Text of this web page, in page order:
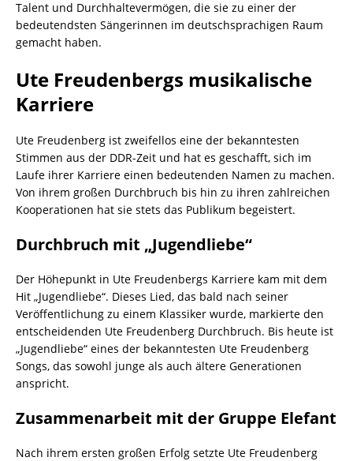
Talent und Durchhaltevermögen, die sie zu einer der
bedeutendsten Sängerinnen im deutschsprachigen Raum
gemacht haben.
Ute Freudenbergs musikalische
Karriere
Ute Freudenberg ist zweifellos eine der bekanntesten
Stimmen aus der DDR-Zeit und hat es geschafft, sich im
Laufe ihrer Karriere einen bedeutenden Namen zu machen.
Von ihrem großen Durchbruch bis hin zu ihren zahlreichen
Kooperationen hat sie stets das Publikum begeistert.
Durchbruch mit „Jugendliebe“
Der Höhepunkt in Ute Freudenbergs Karriere kam mit dem
Hit „Jugendliebe“. Dieses Lied, das bald nach seiner
Veröffentlichung zu einem Klassiker wurde, markierte den
entscheidenden Ute Freudenberg Durchbruch. Bis heute ist
„Jugendliebe“ eines der bekanntesten Ute Freudenberg
Songs, das sowohl junge als auch ältere Generationen
anspricht.
Zusammenarbeit mit der Gruppe Elefant
Nach ihrem ersten großen Erfolg setzte Ute Freudenberg